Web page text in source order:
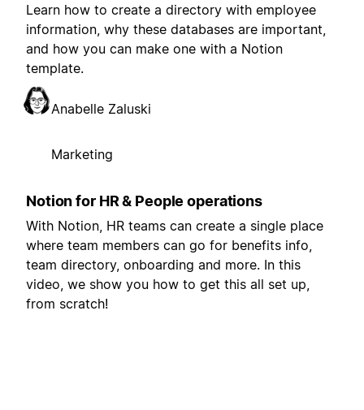
Learn how to create a directory with employee
information, why these databases are important,
and how you can make one with a Notion
template.
Anabelle Zaluski
Marketing
Notion for HR & People operations
With Notion, HR teams can create a single place
where team members can go for benefits info,
team directory, onboarding and more. In this
video, we show you how to get this all set up,
from scratch!